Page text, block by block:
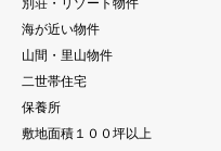
別荘・リゾート物件
海が近い物件
山間・里山物件
二世帯住宅
保養所
敷地面積１００坪以上